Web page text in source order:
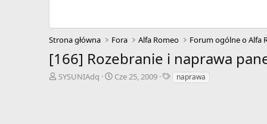
Strona główna Fora Alfa Romeo Forum ogólne o Alfa
[166] Rozebranie i naprawa
A
SYSUNIAdq
D
Cze 25, 2009
Tnaprawa